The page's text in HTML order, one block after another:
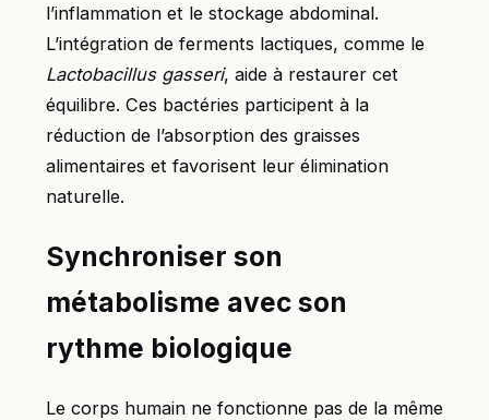
l’inflammation et le stockage abdominal.
L’intégration de ferments lactiques, comme le
Lactobacillus gasseri, aide à restaurer cet
équilibre. Ces bactéries participent à la
réduction de l’absorption des graisses
alimentaires et favorisent leur élimination
naturelle.
Synchroniser son
métabolisme avec son
rythme biologique
Le corps humain ne fonctionne pas de la même